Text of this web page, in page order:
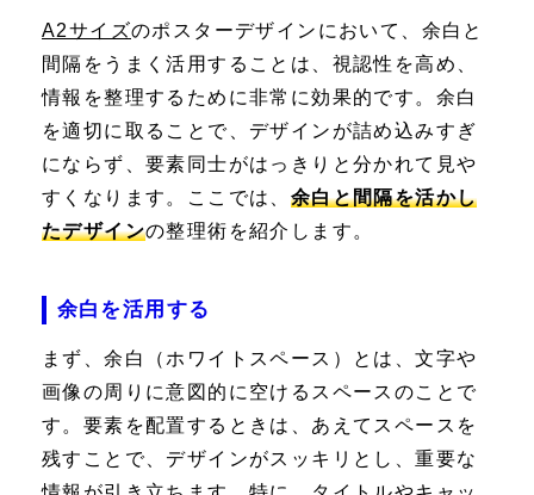
A2サイズのポスターデザインにおいて、余白と
間隔をうまく活用することは、視認性を高め、
情報を整理するために非常に効果的です。余白
を適切に取ることで、デザインが詰め込みすぎ
にならず、要素同士がはっきりと分かれて見や
すくなります。ここでは、 余白と間隔を活かし
たデザインの整理術を紹介します。
余白を活用する
まず、余白（ホワイトスペース）とは、文字や
画像の周りに意図的に空けるスペースのことで
す。要素を配置するときは、あえてスペースを
残すことで、デザインがスッキリとし、重要な